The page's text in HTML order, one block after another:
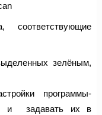
зелёным,
программы-
и задавать их в